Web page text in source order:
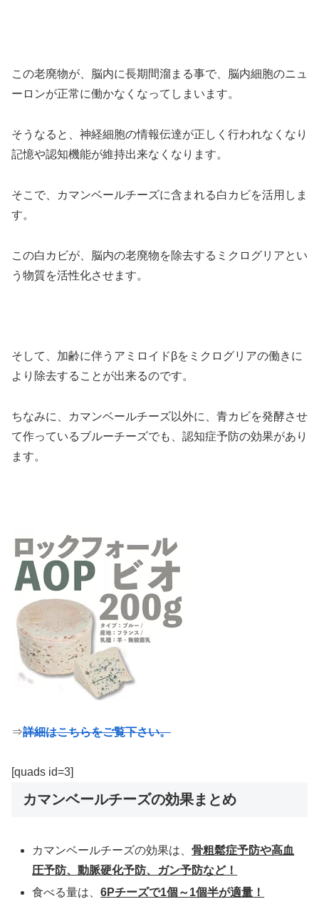
この老廃物が、脳内に長期間溜まる事で、脳内細胞のニュ
ーロンが正常に働かなくなってしまいます。
そうなると、神経細胞の情報伝達が正しく行われなくなり
記憶や認知機能が維持出来なくなります。
そこで、カマンベールチーズに含まれる白カビを活用しま
す。
この白カビが、脳内の老廃物を除去するミクログリアとい
う物質を活性化させます。
そして、加齢に伴うアミロイドβをミクログリアの働きに
より除去することが出来るのです。
ちなみに、カマンベールチーズ以外に、青カビを発酵させ
て作っているブルーチーズでも、認知症予防の効果があり
ます。
⇒詳細はこちらをご覧下さい。
[quads id=3]
カマンベールチーズの効果まとめ
カマンベールチーズの効果は、骨粗鬆症予防や高血
圧予防、動脈硬化予防、ガン予防など！
食べる量は、6Pチーズで1個～1個半が適量！